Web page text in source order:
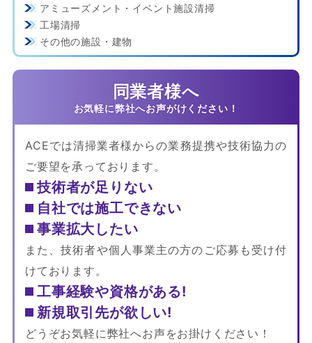
アミューズメント・イベント施設清掃
工場清掃
その他の施設・建物
同業者様へ
ACEでは清掃業者様からの業務提携や技術協力の
ご要望を承っております。
技術者が足りない
自社では施工できない
事業拡大したい
また、技術者や個人事業主の方のご応募も受け付
けております。
工事経験や資格がある!
新規取引先が欲しい!
どうぞお気軽に弊社へお声をお掛けください！